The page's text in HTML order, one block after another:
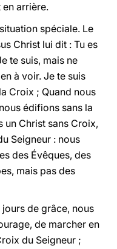
arrière.
spéciale. Le
Christ lui dit : Tu es
te suis, mais ne
à voir. Je te suis
Croix ; Quand nous
édifions sans la
un Christ sans Croix,
Seigneur : nous
des Évêques, des
mais pas des
de grâce, nous
de marcher en
du Seigneur ;